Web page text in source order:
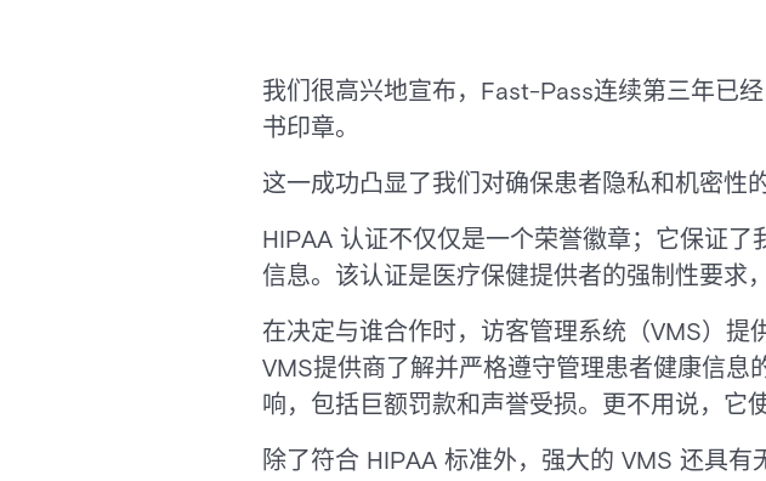
我们很高兴地宣布，Fast-Pass连续第三年已经
书印章。
这一成功凸显了我们对确保患者隐私和机密性
HIPAA 认证不仅仅是一个荣誉徽章；它保证
信息。该认证是医疗保健提供者的强制性要求
在决定与谁合作时，访客管理系统（VMS）
VMS提供商了解并严格遵守管理患者健康信
响，包括巨额罚款和声誉受损。更不用说，它
除了符合 HIPAA 标准外，强大的 VMS 还具